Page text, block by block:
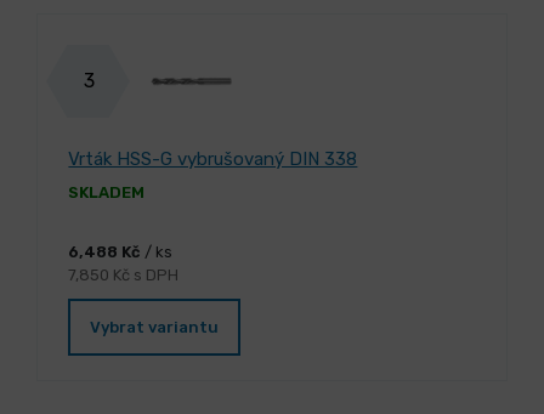
3
Vrták HSS-G vybrušovaný DIN 338
SKLADEM
6,488 Kč / ks
7,850 Kč s DPH
Vybrat variantu